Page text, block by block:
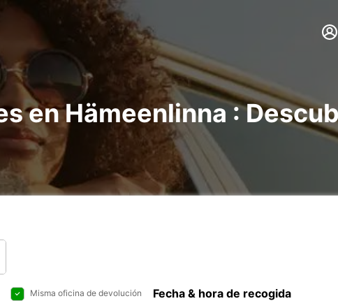
en Hämeenlinna :
Misma oficina de devolución Fecha & hora de recogida